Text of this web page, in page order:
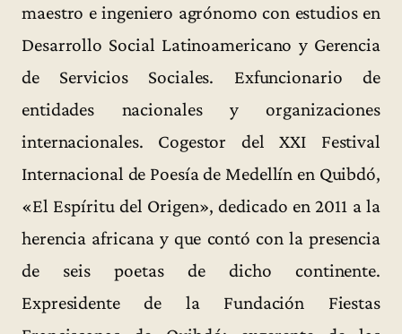
maestro e ingeniero agrónomo con estudios en
Desarrollo Social Latinoamericano y Gerencia
de Servicios Sociales. Exfuncionario de
entidades nacionales y organizaciones
internacionales. Cogestor del XXI Festival
Internacional de Poesía de Medellín en Quibdó,
«El Espíritu del Origen», dedicado en 2011 a la
herencia africana y que contó con la presencia
de seis poetas de dicho continente.
Expresidente de la Fundación Fiestas